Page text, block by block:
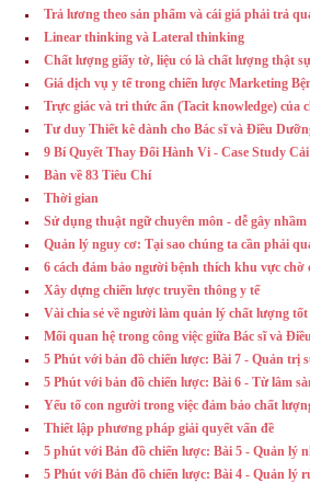
Trả lương theo sản phẩm và cái giá phải trả
Linear thinking và Lateral thinking
Chất lượng giấy tờ, liệu có là chất lượng thật sự
Giá dịch vụ y tế trong chiến lược Marketing
Trực giác và tri thức ẩn (Tacit knowledge) của
Tư duy Thiết kê dành cho Bác sĩ và Điều
9 Bí Quyết Thay Đổi Hành Vi - Case Study
Bàn về 83 Tiêu Chí
Thời gian
Sử dụng thuật ngữ chuyên môn - dễ gây nhầm
Quản lý nguy cơ: Tại sao chúng ta cần phải
6 cách đảm bảo người bệnh thích khu vực chờ
Xây dựng chiến lược truyền thông y tế
Vài chia sẻ về người làm quản lý chất lượng tốt
Mối quan hệ trong công việc giữa Bác sĩ và
5 Phút với bản đồ chiến lược: Bài 7 - Quản trị
5 Phút với bản đồ chiến lược: Bài 6 - Từ lâm
Yếu tố con người trong việc đảm bảo chất
Thiết lập phương pháp giải quyết vấn đề
5 phút với Bản đồ chiến lược: Bài 5 - Quản lý
5 Phút với Bản đồ chiến lược: Bài 4 - Quản lý